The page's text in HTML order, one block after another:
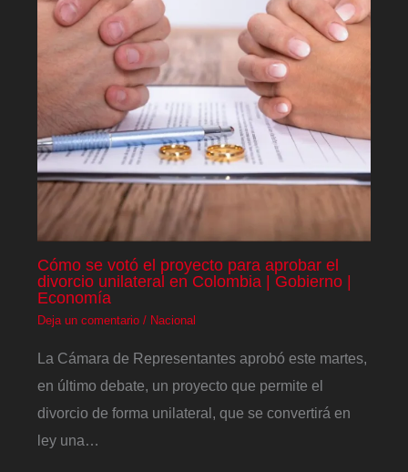
Cómo se votó el proyecto para aprobar el
divorcio unilateral en Colombia | Gobierno |
Economía
Deja un comentario / Nacional
La Cámara de Representantes aprobó este martes,
en último debate, un proyecto que permite el
divorcio de forma unilateral, que se convertirá en
ley una…